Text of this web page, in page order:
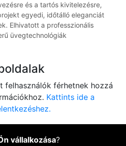
és a tartós kivitelezésre,
egyedi, időtálló eleganciát
Elhivatott a professzionális
üvegtechnológiák
felhasználók férhetnek hozzá
Kattints ide a
vállalkozása?